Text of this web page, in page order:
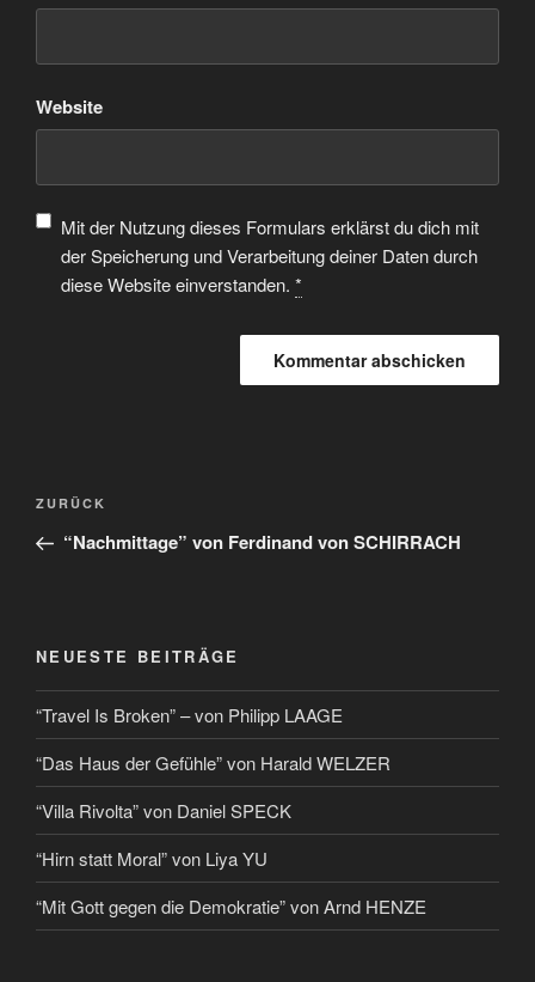
Website
Mit der Nutzung dieses Formulars erklärst du dich mit
der Speicherung und Verarbeitung deiner Daten durch
diese Website einverstanden. *
ZURÜCK
“Nachmittage” von Ferdinand von SCHIRRACH
NEUESTE BEITRÄGE
“Travel Is Broken” – von Philipp LAAGE
“Das Haus der Gefühle” von Harald WELZER
“Villa Rivolta” von Daniel SPECK
“Hirn statt Moral” von Liya YU
“Mit Gott gegen die Demokratie” von Arnd HENZE